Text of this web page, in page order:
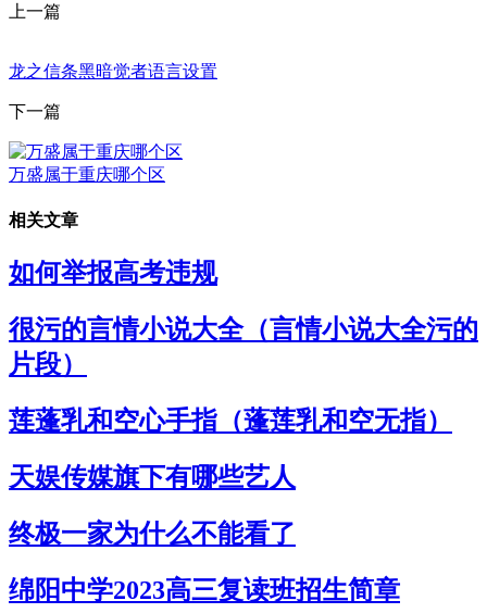
上一篇
龙之信条黑暗觉者语言设置
下一篇
万盛属于重庆哪个区
相关文章
如何举报高考违规
很污的言情小说大全（言情小说大全污的
片段）
莲蓬乳和空心手指（蓬莲乳和空无指）
天娱传媒旗下有哪些艺人
终极一家为什么不能看了
绵阳中学2023高三复读班招生简章